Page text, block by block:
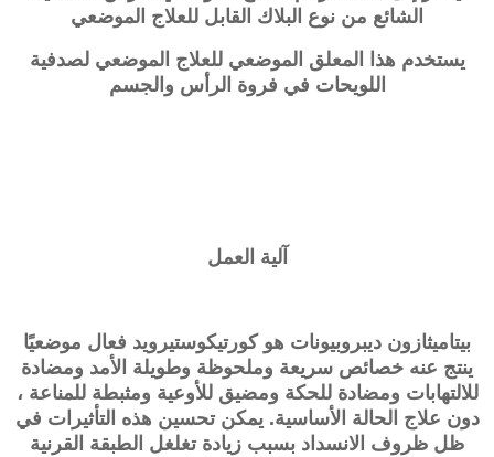
الشائع من نوع البلاك القابل للعلاج الموضعي
يستخدم هذا المعلق الموضعي للعلاج الموضعي لصدفية
اللويحات في فروة الرأس والجسم
آلية العمل
بيتاميثازون ديبروبيونات هو كورتيكوستيرويد فعال موضعيًا
ينتج عنه خصائص سريعة وملحوظة وطويلة الأمد ومضادة
للالتهابات ومضادة للحكة ومضيق للأوعية ومثبطة للمناعة ،
دون علاج الحالة الأساسية. يمكن تحسين هذه التأثيرات في
ظل ظروف الانسداد بسبب زيادة تغلغل الطبقة القرنية